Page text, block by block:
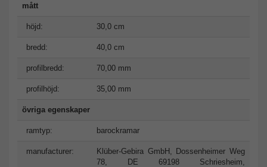
mått
höjd: 30,0 cm
bredd: 40,0 cm
profilbredd: 70,00 mm
profilhöjd: 35,00 mm
övriga egenskaper
ramtyp: barockramar
manufacturer:
Klüber-Gebira GmbH, Dossenheimer Weg
78, DE 69198 Schriesheim,